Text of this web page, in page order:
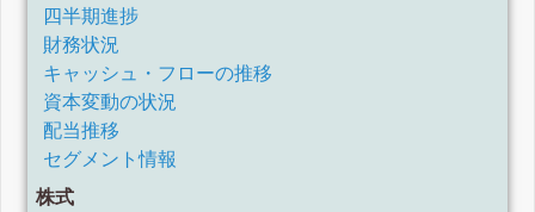
四半期進捗
財務状況
キャッシュ・フローの推移
資本変動の状況
配当推移
セグメント情報
株式